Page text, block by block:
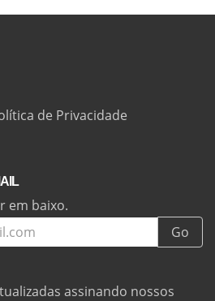
de Privacidade
em baixo.
Go
assinando nossos